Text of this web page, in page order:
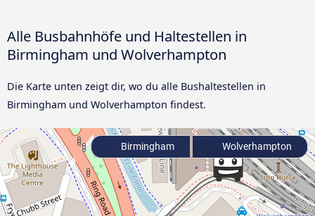
Alle Busbahnhöfe und Haltestellen in
Birmingham und Wolverhampton
Die Karte unten zeigt dir, wo du alle Bushaltestellen in
Birmingham und Wolverhampton findest.
Birmingham Wolverhampton